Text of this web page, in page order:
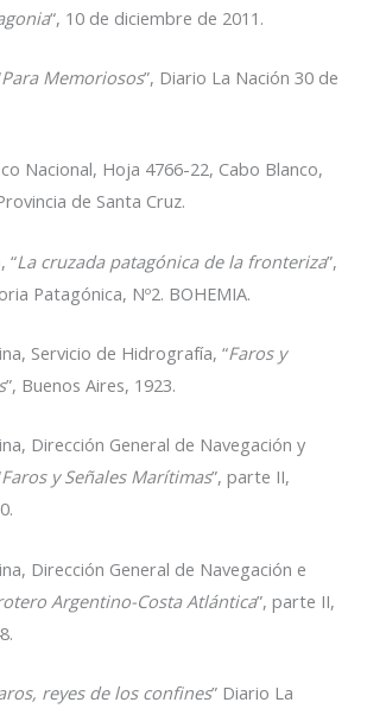
“, 10 de diciembre de 2011.
Para Memoriosos”, Diario La Nación 30 de
Nacional, Hoja 4766-22, Cabo Blanco,
de Santa Cruz.
“La cruzada patagónica de la fronteriza”,
Patagónica, Nº2. BOHEMIA.
Servicio de Hidrografía, “Faros y
”, Buenos Aires, 1923.
Dirección General de Navegación y
Faros y Señales Marítimas”, parte II,
Dirección General de Navegación e
Argentino-Costa Atlántica”, parte II,
reyes de los confines” Diario La